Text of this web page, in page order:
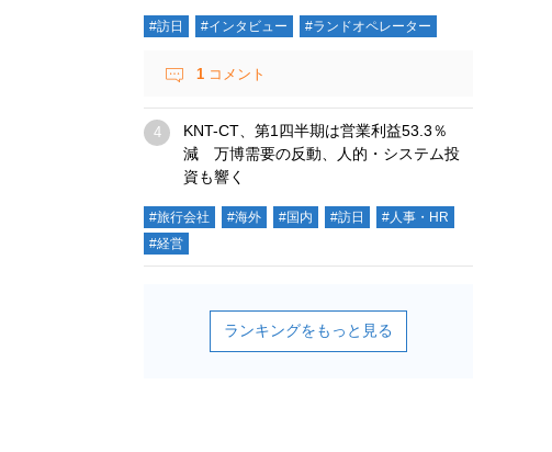
#訪日 #インタビュー #ランドオペレーター
1 コメント
KNT-CT、第1四半期は営業利益53.3％
減 万博需要の反動、人的・システム投
資も響く
#旅行会社 #海外 #国内 #訪日
#人事・HR
#経営